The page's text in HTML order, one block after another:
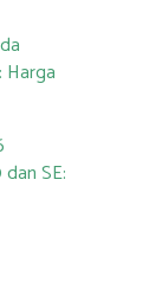
Harga
SE: